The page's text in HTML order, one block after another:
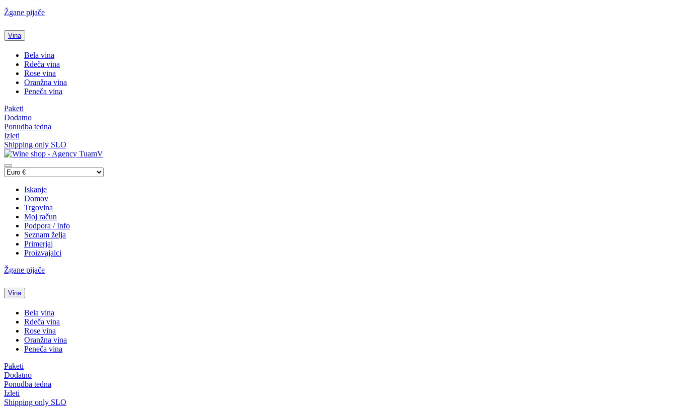
Žgane pijače
Vina
Bela vina
Rdeča vina
Rose vina
Oranžna vina
Peneča vina
Paketi
Dodatno
Ponudba tedna
Izleti
Shipping only SLO
Iskanje
Domov
Trgovina
Moj račun
Podpora / Info
Seznam želja
Primerjaj
Proizvajalci
Žgane pijače
Vina
Bela vina
Rdeča vina
Rose vina
Oranžna vina
Peneča vina
Paketi
Dodatno
Ponudba tedna
Izleti
Shipping only SLO